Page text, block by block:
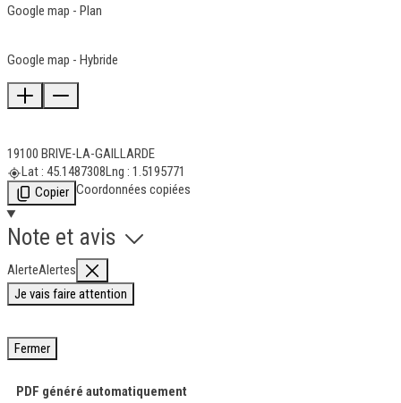
Google map - Plan
Google map - Hybride
19100 BRIVE-LA-GAILLARDE
Lat : 45.1487308Lng : 1.5195771
Copier Coordonnées copiées
Note et avis
AlerteAlertes
Je vais faire attention
Fermer
PDF généré automatiquement